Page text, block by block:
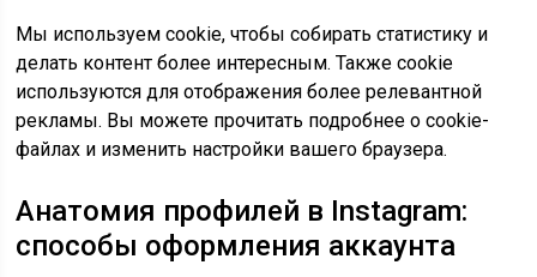
Мы используем cookie, чтобы собирать статистику и
делать контент более интересным. Также cookie
используются для отображения более релевантной
рекламы. Вы можете прочитать подробнее о cookie-
файлах и изменить настройки вашего браузера.
Анатомия профилей в Instagram:
способы оформления аккаунта